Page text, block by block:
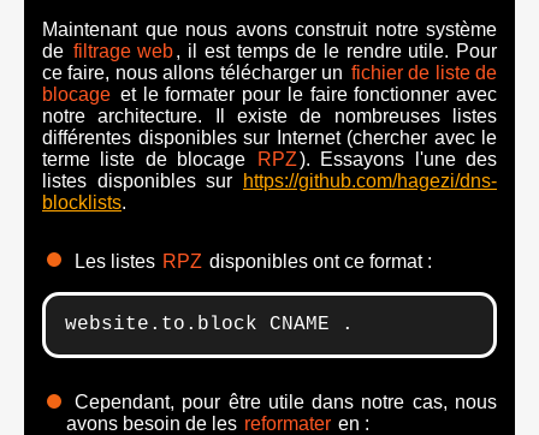
Maintenant que nous avons construit notre système
de filtrage web, il est temps de le rendre utile. Pour
ce faire, nous allons télécharger un fichier de liste de
blocage et le formater pour le faire fonctionner avec
notre architecture. Il existe de nombreuses listes
différentes disponibles sur Internet (chercher avec le
terme liste de blocage
RPZ). Essayons l'une des
listes disponibles sur
https://github.com/hagezi/dns-
blocklists.
Les listes RPZ disponibles ont ce format :
website.to.block CNAME .
Cependant, pour être utile dans notre cas, nous
avons besoin de les reformater en :